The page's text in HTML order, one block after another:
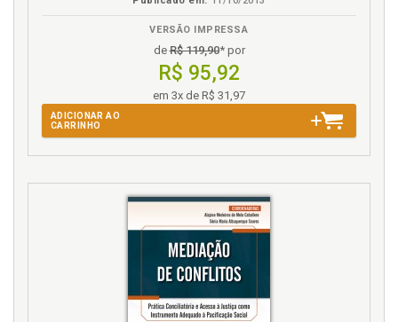
VERSÃO IMPRESSA
deR$ 119,90* por
R$ 95,92
em 3x de R$ 31,97
ADICIONAR AO
CARRINHO